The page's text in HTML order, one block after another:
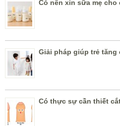
Có nên xin sữa mẹ cho
Giải pháp giúp trẻ tăng
Có thực sự cần thiết